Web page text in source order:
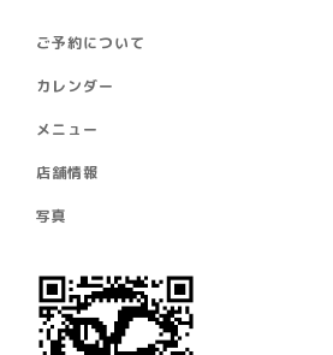
ご予約について
カレンダー
メニュー
店舗情報
写真